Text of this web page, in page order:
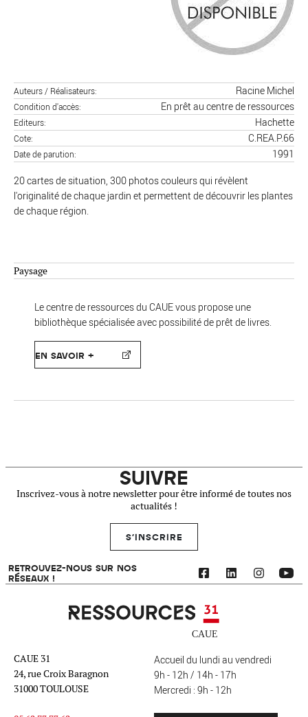
Paysage
Le centre de ressources du CAUE vous propose une
bibliothèque spécialisée avec possibilité de prêt de livres.
EN SAVOIR +
Auteurs / Réalisateurs Racine Michel
Condition d'accès En prêt au centre de ressources
Editeurs Hachette
Cote C.REA.P.66
Date de parution 1991
20 cartes de situation, 300 photos couleurs qui révèlent
l'originalité de chaque jardin et permettent de découvrir les plantes
de chaque région.
SUIVRE
Inscrivez-vous à notre newsletter pour être informé de toutes nos
actualités !
S'INSCRIRE
RETROUVEZ-NOUS SUR NOS
RÉSEAUX !
Ressources 31
CAUE 31
24, rue Croix Baragnon
31000 TOULOUSE
Accueil du lundi au vendredi
9h - 12h / 14h - 17h
Mercredi : 9h - 12h